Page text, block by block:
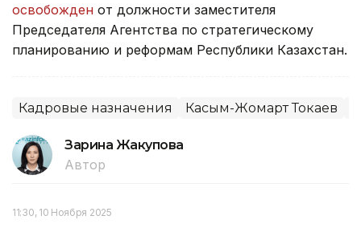
освобожден от должности заместителя
Председателя Агентства по стратегическому
планированию и реформам Республики Казахстан.
Кадровые назначения Касым-Жомарт Токаев
Зарина Жакупова
Автор
11:30, 10 Ноября 2025